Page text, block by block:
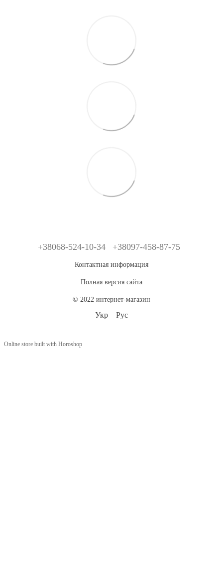
+38068-524-10-34 +38097-458-87-75
Контактная информация
Полная версия сайта
© 2022 интернет-магазин
Укр Рус
Online store built with Horoshop